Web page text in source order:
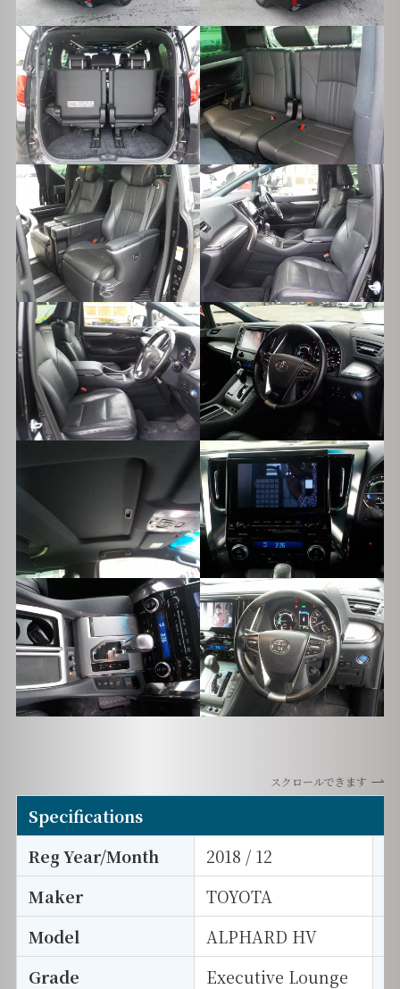
スクロールできます
Specifications
Reg Year/Month
2018 / 12
Maker
TOYOTA
Model
ALPHARD HV
Grade
Executive Lounge